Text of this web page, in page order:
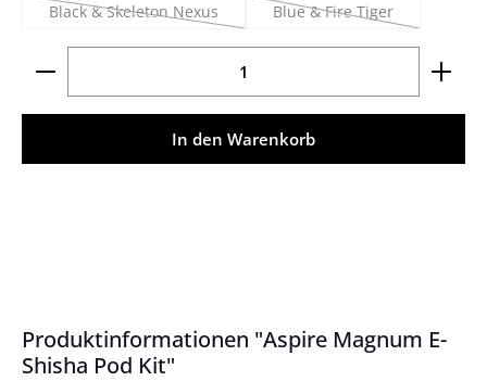
Black & Skeleton Nexus
(Diese Option ist zurzeit nicht verfügbar.)
Blue & Fire Tiger
(Diese Option ist zurzeit
Produkt Anzahl: Gib den gewünschten Wert ein
In den Warenkorb
Produktinformationen "Aspire Magnum E-
Shisha Pod Kit"